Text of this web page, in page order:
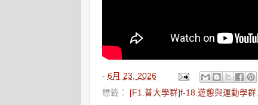
- 6月 23, 2026
標籤： [F1.普大學群]f-18.遊憩與運動學群